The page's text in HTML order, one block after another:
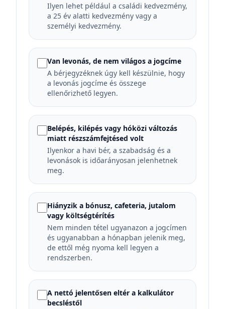
Ilyen lehet például a családi kedvezmény,
a 25 év alatti kedvezmény vagy a
személyi kedvezmény.
Van levonás, de nem világos a jogcíme
A bérjegyzéknek úgy kell készülnie, hogy
a levonás jogcíme és összege
ellenőrizhető legyen.
Belépés, kilépés vagy hóközi változás
miatt részszámfejtésed volt
Ilyenkor a havi bér, a szabadság és a
levonások is időarányosan jelenhetnek
meg.
Hiányzik a bónusz, cafeteria, jutalom
vagy költségtérítés
Nem minden tétel ugyanazon a jogcímen
és ugyanabban a hónapban jelenik meg,
de ettől még nyoma kell legyen a
rendszerben.
A nettó jelentősen eltér a kalkulátor
becsléstől